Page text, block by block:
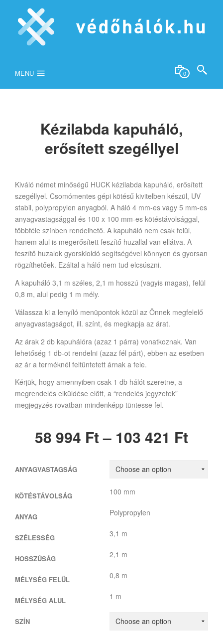
MENU 0
Kézilabda kapuháló,
erősített szegéllyel
Kiváló német minőségű HUCK kézilabda kapuháló, erősített
szegéllyel. Csomómentes gépi kötésű kivitelben készül, UV
stabil, polypropylen anyagból. A háló 4 mm-es vagy 5 mm-es
anyagvastagsággal és 100 x 100 mm-es kötéstávolsággal,
többféle színben rendelhető. A kapuháló nem csak felül,
hanem alul is megerősített feszítő huzallal van ellátva. A
feszítő huzalok gyorskioldó segítségével könnyen és gyorsan
rögzíthetőek. Ezáltal a háló nem tud elcsúszni.
A kapuháló 3,1 m széles, 2,1 m hosszú (vagyis magas), felül
0,8 m, alul pedig 1 m mély.
Válassza ki a lenyíló menüpontok közül az Önnek megfelelő
anyagvastagságot, ill. színt, és megkapja az árat.
Az árak 2 db kapuhálóra (azaz 1 párra) vonatkoznak. Van
lehetőség 1 db-ot rendelni (azaz fél párt), ebben az esetben
az ár a terméknél feltüntetett árnak a fele.
Kérjük, hogy amennyiben csak 1 db hálót szeretne, a
megrendelés elküldése előtt, a “rendelés jegyzetek”
megjegyzés rovatban mindenképp tüntesse fel.
58 994 Ft– 103 421 Ft
ANYAGVASTAGSÁG
KÖTÉSTÁVOLSÁG 100 mm
ANYAG Polypropylen
SZÉLESSÉG 3,1 m
HOSSZÚSÁG 2,1 m
MÉLYSÉG FELÜL 0,8 m
MÉLYSÉG ALUL 1 m
SZÍN